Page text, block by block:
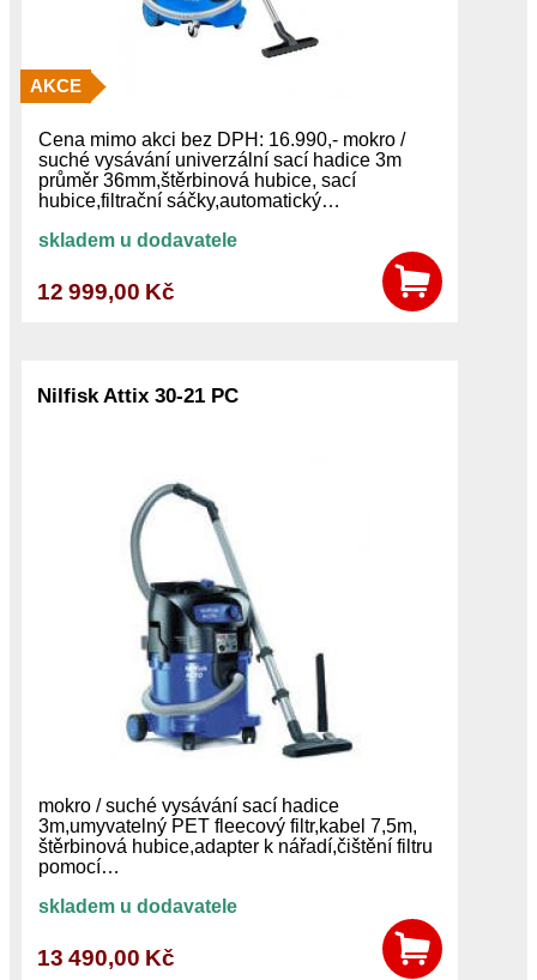
AKCE
Cena mimo akci bez DPH: 16.990,- mokro /
suché vysávání univerzální sací hadice 3m
průměr 36mm,štěrbinová hubice, sací
hubice,filtrační sáčky,automatický…
skladem u dodavatele
12 999,00 Kč
Nilfisk Attix 30-21 PC
mokro / suché vysávání sací hadice
3m,umyvatelný PET fleecový filtr,kabel 7,5m,
štěrbinová hubice,adapter k nářadí,čištění filtru
pomocí…
skladem u dodavatele
13 490,00 Kč